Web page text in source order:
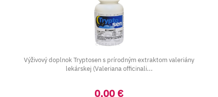
Výživový doplnok Tryptosen s prírodným extraktom valeriány
lekárskej (Valeriana officinali...
0,00 €